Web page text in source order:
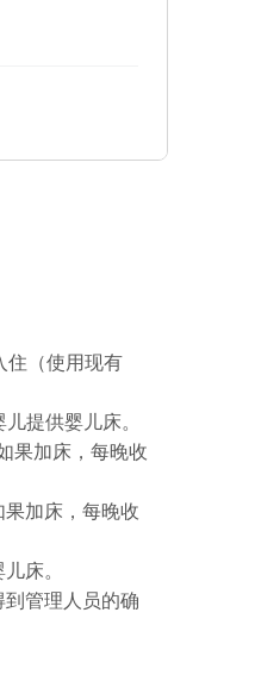
住（使用现有
提供婴儿床。
果加床，每晚收
加床，每晚收
床。
管理人员的确